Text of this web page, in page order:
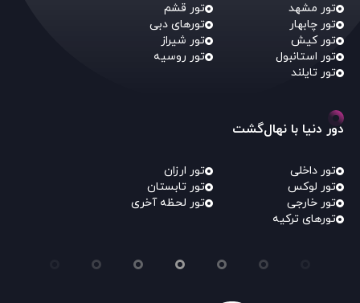
تور مشهد
تور قشم
تور چابهار
تورهای دبی
تور کیش
تور شیراز
تور استانبول
تور روسیه
تور تایلند
دور دنیا با نهال‌گشت
تور داخلی
تور ارزان
تور لوکس
تور تابستان
تور خارجی
تور لحظه آخری
تورهای ترکیه